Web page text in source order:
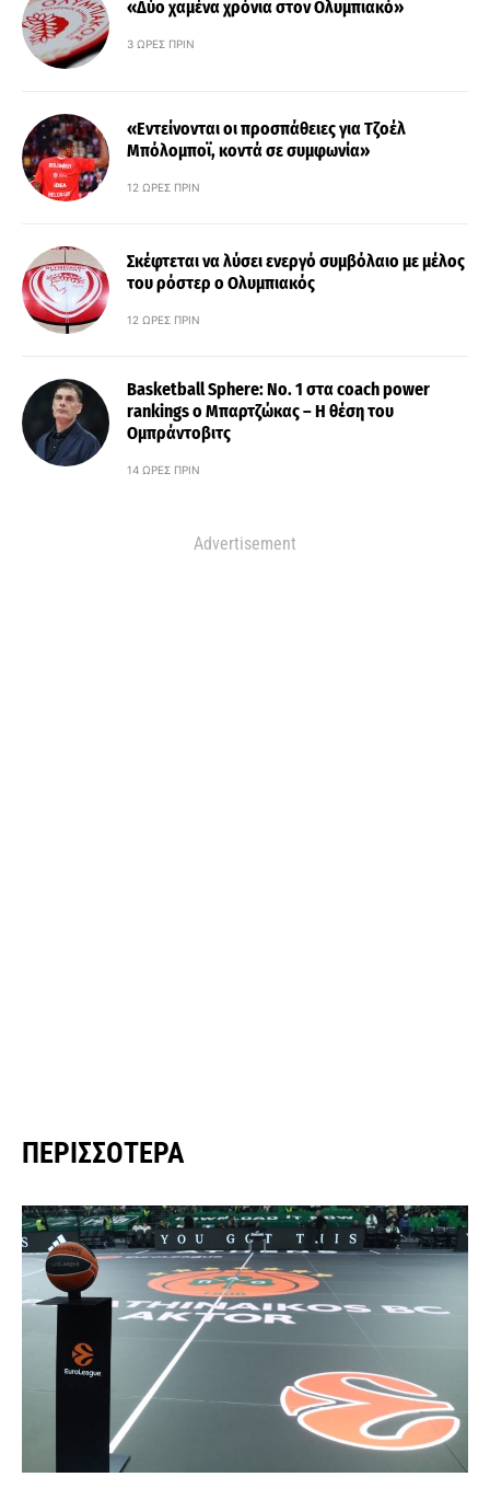
«Δύο χαμένα χρόνια στον Ολυμπιακό»
3 ΏΡΕΣ ΠΡΙΝ
«Εντείνονται οι προσπάθειες για Τζοέλ
Μπόλομποϊ, κοντά σε συμφωνία»
12 ΏΡΕΣ ΠΡΙΝ
Σκέφτεται να λύσει ενεργό συμβόλαιο με μέλος
του ρόστερ ο Ολυμπιακός
12 ΏΡΕΣ ΠΡΙΝ
Basketball Sphere: No. 1 στα coach power
rankings ο Μπαρτζώκας – Η θέση του
Ομπράντοβιτς
14 ΏΡΕΣ ΠΡΙΝ
Advertisement
ΠΕΡΙΣΣΌΤΕΡΑ